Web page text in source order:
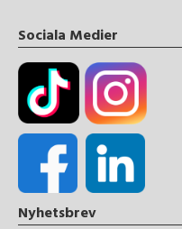
Sociala Medier
Nyhetsbrev